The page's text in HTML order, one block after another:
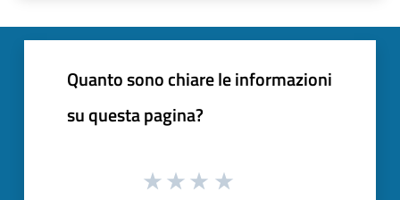
Quanto sono chiare le informazioni
su questa pagina?